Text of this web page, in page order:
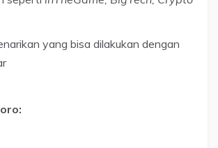
yang bisa dilakukan dengan